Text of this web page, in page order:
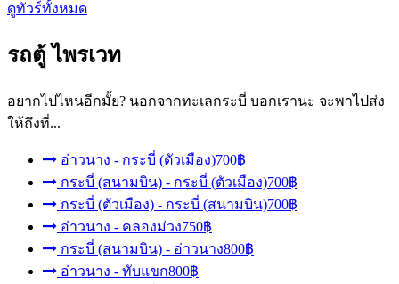
ดูทัวร์ทั้งหมด
รถตู้ ไพรเวท
อยากไปไหนอีกมั้ย? นอกจากทะเลกระบี่ บอกเรานะ จะพาไปส่ง
ให้ถึงที่...
อ่าวนาง - กระบี่ (ตัวเมือง)700฿
กระบี่ (สนามบิน) - กระบี่ (ตัวเมือง)700฿
กระบี่ (ตัวเมือง) - กระบี่ (สนามบิน)700฿
อ่าวนาง - คลองม่วง750฿
กระบี่ (สนามบิน) - อ่าวนาง800฿
อ่าวนาง - ทับแขก800฿